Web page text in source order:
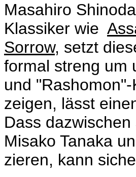
Masahiro
Klassiker wie
Sorrow, setzt
formal streng um
und
zeigen, lässt
Dass
Misako Tanaka
zieren, kann